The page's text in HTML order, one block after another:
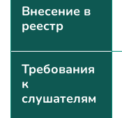
Внесение в
реестр
Требования
к
слушателям